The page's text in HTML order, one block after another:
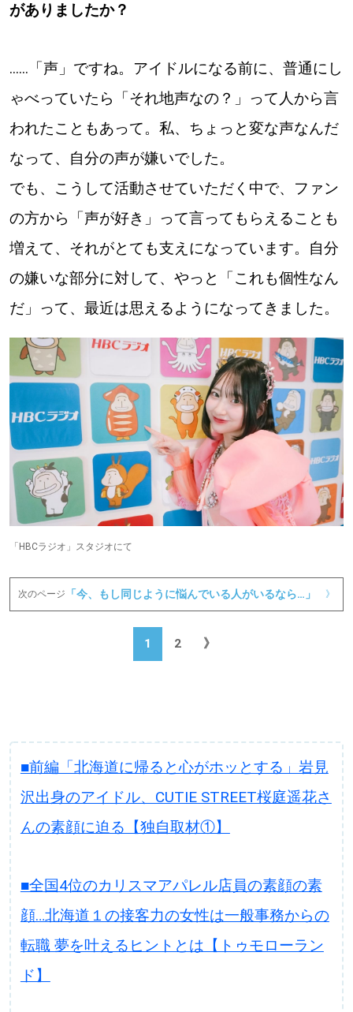
がありましたか？
......「声」ですね。アイドルになる前に、普通にし
ゃべっていたら「それ地声なの？」って人から言
われたこともあって。私、ちょっと変な声なんだ
なって、自分の声が嫌いでした。
でも、こうして活動させていただく中で、ファン
の方から「声が好き」って言ってもらえることも
増えて、それがとても支えになっています。自分
の嫌いな部分に対して、やっと「これも個性なん
だ」って、最近は思えるようになってきました。
「HBCラジオ」スタジオにて
次のページ 「今、もし同じように悩んでいる人がいるなら…」 》
1 2 》
■前編「北海道に帰ると心がホッとする」岩見
沢出身のアイドル、CUTIE STREET桜庭遥花さ
んの素顔に迫る【独自取材①】
■全国4位のカリスマアパレル店員の素顔の素
顔…北海道１の接客力の女性は一般事務からの
転職 夢を叶えるヒントとは【トゥモローラン
ド】